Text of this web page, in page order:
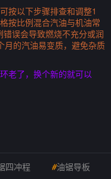
按以下步骤排查和调整1
按比例混合汽油与机油常
误会导致燃烧不充分或润
月的汽油易变质，避免杂质
老了，换个新的就可以
四冲程 #油锯导板